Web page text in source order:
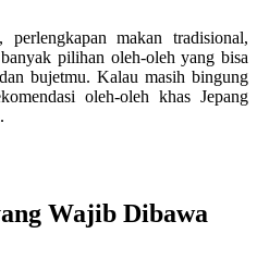
makan tradisional,
pilihan oleh-oleh yang bisa
bujetmu. Kalau masih bingung
oleh-oleh khas Jepang
Wajib Dibawa